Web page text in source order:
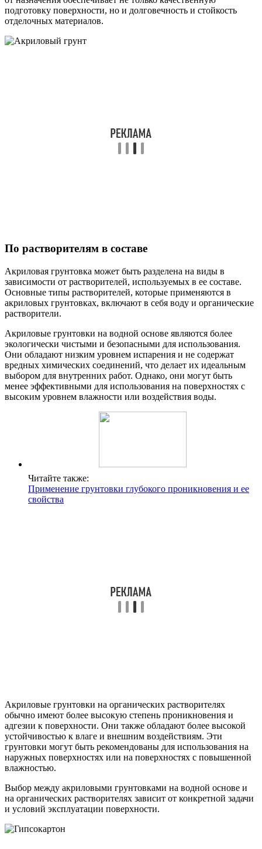
подготовку поверхности, но и долговечность и стойкость
отделочных материалов.
По растворителям в составе
Акриловая грунтовка может быть разделена на виды в
зависимости от растворителей, используемых в ее составе.
Основные типы растворителей, которые применяются в
акриловых грунтовках, включают в себя воду и органические
растворители.
Акриловые грунтовки на водной основе являются более
экологически чистыми и безопасными для использования.
Они обладают низким уровнем испарения и не содержат
вредных химических соединений, что делает их идеальным
выбором для внутренних работ. Однако, они могут быть
менее эффективными для использования на поверхностях с
высоким уровнем влажности или воздействия воды.
Читайте также:
Применение грунтовки глубокого проникновения и ее
свойства
Акриловые грунтовки на органических растворителях
обычно имеют более высокую степень проникновения и
адгезии к поверхности. Они также обладают более высокой
устойчивостью к влаге и внешним воздействиям. Эти
грунтовки могут быть рекомендованы для использования на
наружных поверхностях или на поверхностях с повышенной
влажностью.
Выбор между акриловыми грунтовками на водной основе и
на органических растворителях зависит от конкретной задачи
и условий эксплуатации поверхности.